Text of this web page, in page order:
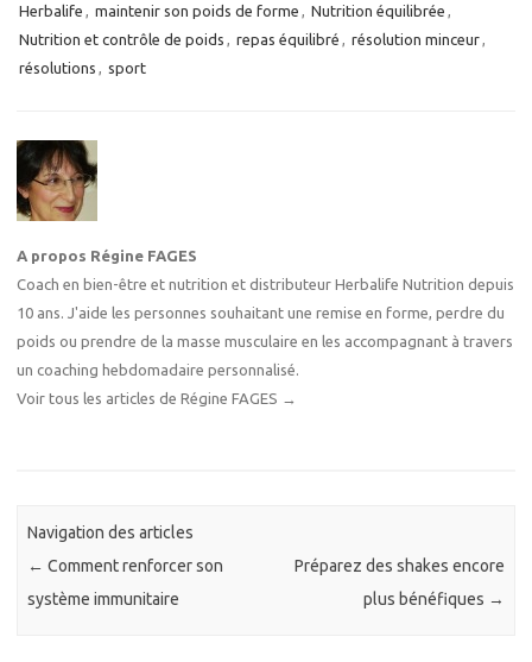
Herbalife , maintenir son poids de forme , Nutrition équilibrée ,
Nutrition et contrôle de poids , repas équilibré , résolution minceur,
résolutions , sport
A propos Régine FAGES
Coach en bien-être et nutrition et distributeur Herbalife Nutrition depuis
10 ans. J'aide les personnes souhaitant une remise en forme, perdre du
poids ou prendre de la masse musculaire en les accompagnant à travers
un coaching hebdomadaire personnalisé.
Voir tous les articles de Régine FAGES →
Navigation des articles
← Comment renforcer son
système immunitaire
Préparez des shakes encore
plus bénéfiques →